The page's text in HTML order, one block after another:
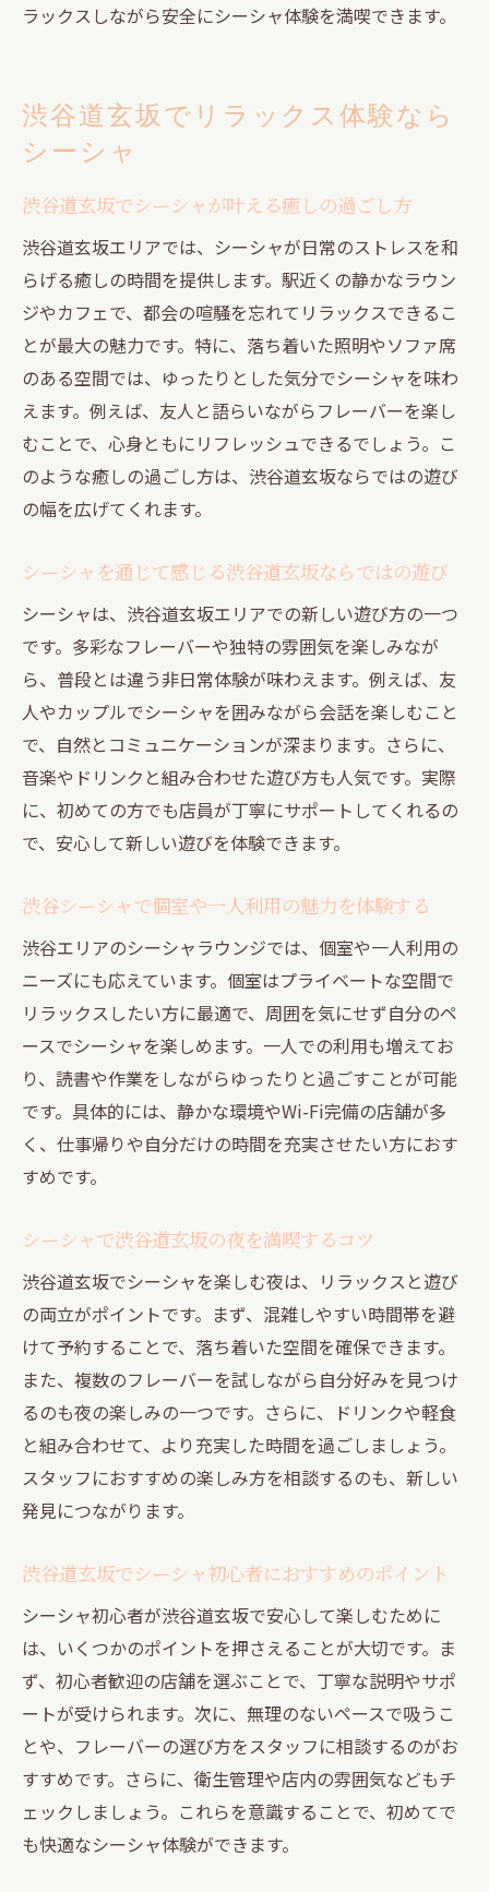
シーシャを通じて友人と絆を深める過ごし方
シーシャを囲んで深まるコミュニケーショ
ンの魅力
友人との遊びにシーシャが与える癒しの効
シーシャタイムで思い出に残る交流を楽し
む
シーシャがきっかけになる新しい遊び方の
提案
シーシャで友人やパートナーとの絆を強く
する方法
快適なシーシャタイムを過ごすポイント総まと
め
は
シーシャタイムを充実させる空間選びのコ
ツ
初心者も安心できるシーシャの楽しみ方ま
とめ
シーシャでリラックスするための基本ポイ
ント
シーシャを満喫するための安全対策と注意
シーシャタイムをさらに快適にする工夫と
ラックスしながら安全にシーシャ体験を満喫できます。
渋谷道玄坂でリラックス体験なら
シーシャ
渋谷道玄坂でシーシャが叶える癒しの過ごし方
渋谷道玄坂エリアでは、シーシャが日常のストレスを和
らげる癒しの時間を提供します。駅近くの静かなラウン
ジやカフェで、都会の喧騒を忘れてリラックスできるこ
とが最大の魅力です。特に、落ち着いた照明やソファ席
のある空間では、ゆったりとした気分でシーシャを味わ
えます。例えば、友人と語らいながらフレーバーを楽し
むことで、心身ともにリフレッシュできるでしょう。こ
のような癒しの過ごし方は、渋谷道玄坂ならではの遊び
の幅を広げてくれます。
シーシャを通じて感じる渋谷道玄坂ならではの遊び
シーシャは、渋谷道玄坂エリアでの新しい遊び方の一つ
です。多彩なフレーバーや独特の雰囲気を楽しみなが
ら、普段とは違う非日常体験が味わえます。例えば、友
人やカップルでシーシャを囲みながら会話を楽しむこと
で、自然とコミュニケーションが深まります。さらに、
音楽やドリンクと組み合わせた遊び方も人気です。実際
に、初めての方でも店員が丁寧にサポートしてくれるの
で、安心して新しい遊びを体験できます。
渋谷シーシャで個室や一人利用の魅力を体験する
渋谷エリアのシーシャラウンジでは、個室や一人利用の
ニーズにも応えています。個室はプライベートな空間で
リラックスしたい方に最適で、周囲を気にせず自分のペ
ースでシーシャを楽しめます。一人での利用も増えてお
り、読書や作業をしながらゆったりと過ごすことが可能
です。具体的には、静かな環境やWi-Fi完備の店舗が多
く、仕事帰りや自分だけの時間を充実させたい方におす
すめです。
シーシャで渋谷道玄坂の夜を満喫するコツ
渋谷道玄坂でシーシャを楽しむ夜は、リラックスと遊び
の両立がポイントです。まず、混雑しやすい時間帯を避
けて予約することで、落ち着いた空間を確保できます。
また、複数のフレーバーを試しながら自分好みを見つけ
るのも夜の楽しみの一つです。さらに、ドリンクや軽食
と組み合わせて、より充実した時間を過ごしましょう。
スタッフにおすすめの楽しみ方を相談するのも、新しい
発見につながります。
渋谷道玄坂でシーシャ初心者におすすめのポイント
シーシャ初心者が渋谷道玄坂で安心して楽しむために
は、いくつかのポイントを押さえることが大切です。ま
ず、初心者歓迎の店舗を選ぶことで、丁寧な説明やサポ
ートが受けられます。次に、無理のないペースで吸うこ
とや、フレーバーの選び方をスタッフに相談するのがお
すすめです。さらに、衛生管理や店内の雰囲気などもチ
ェックしましょう。これらを意識することで、初めてで
も快適なシーシャ体験ができます。